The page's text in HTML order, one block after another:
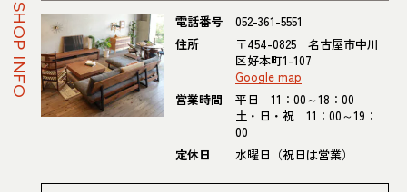
SHOP INFO 電話番号
052-361-5551
住所
〒454-0825 名古屋市中川
区好本町1-107
Google map
営業時間
平日 11：00～18：00
土・日・祝 11：00～19：
00
定休日
水曜日（祝日は営業）